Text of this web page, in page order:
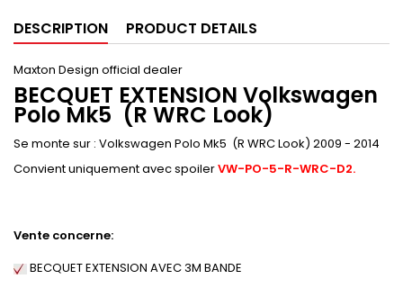
DESCRIPTION PRODUCT DETAILS
Maxton Design official dealer
BECQUET EXTENSION Volkswagen
Polo Mk5 (R WRC Look)
Se monte sur : Volkswagen Polo Mk5 (R WRC Look) 2009 - 2014
Convient uniquement avec spoilerVW-PO-5-R-WRC-D2.
Vente concerne:
BECQUET EXTENSION AVEC 3M BANDE